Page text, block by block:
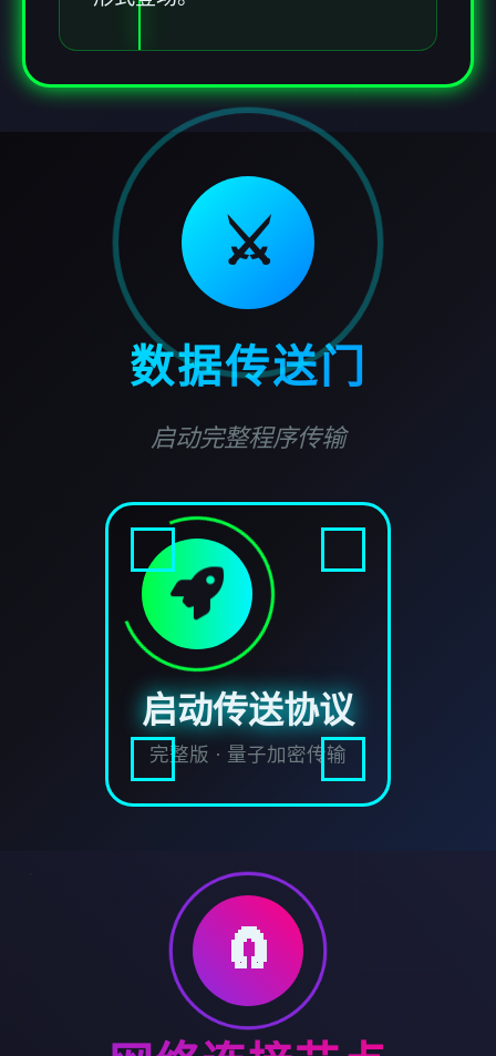
⚔️
数据传送门
启动完整程序传输
启动传送协议
完整版 · 量子加密传输
🧲